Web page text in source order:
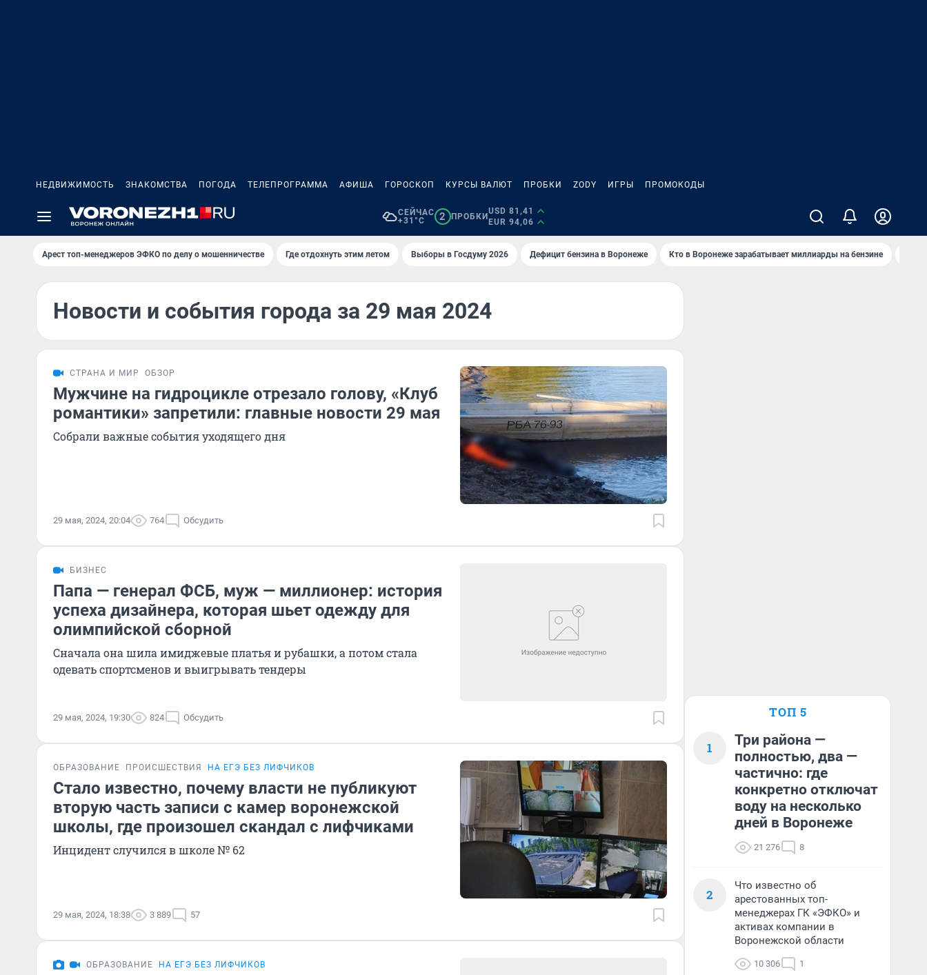
НЕДВИЖИМОСТЬ ЗНАКОМСТВА ПОГОДА ТЕЛЕПРОГРАММА АФИША ГОРОСКОП КУРСЫ ВАЛЮТ ПРОБКИ ZODY ИГРЫ ПРОМОКОДЫ
СЕЙЧАС
+31°C
2 ПРОБКИ
USD 81,41
EUR 94,06
Арест топ-менеджеров ЭФКО по делу о мошенничестве Где отдохнуть этим летом Выборы в Госдуму 2026 Дефицит бензина в Воронеже Кто в Воронеже зарабатывает миллиарды на бензине
Новости и события города за 29 мая 2024
СТРАНА И МИР ОБЗОР
Мужчине на гидроцикле отрезало голову, «Клуб
романтики» запретили: главные новости 29 мая
Собрали важные события уходящего дня
29 мая, 2024, 20:04 764 Обсудить
БИЗНЕС
Папа — генерал ФСБ, муж — миллионер: история
успеха дизайнера, которая шьет одежду для
олимпийской сборной
Сначала она шила имиджевые платья и рубашки, а потом стала
одевать спортсменов и выигрывать тендеры
29 мая, 2024, 19:30 824 Обсудить
ОБРАЗОВАНИЕ ПРОИСШЕСТВИЯ НА ЕГЭ БЕЗ ЛИФЧИКОВ
Стало известно, почему власти не публикуют
вторую часть записи с камер воронежской
школы, где произошел скандал с лифчиками
Инцидент случился в школе № 62
29 мая, 2024, 18:38 3 889 57
ОБРАЗОВАНИЕ НА ЕГЭ БЕЗ ЛИФЧИКОВ
ТОП 5
1
Три района —
полностью, два —
частично: где
конкретно отключат
воду на несколько
дней в Воронеже
21 276 8
2
Что известно об
арестованных топ-
менеджерах ГК «ЭФКО» и
активах компании в
Воронежской области
10 306 1